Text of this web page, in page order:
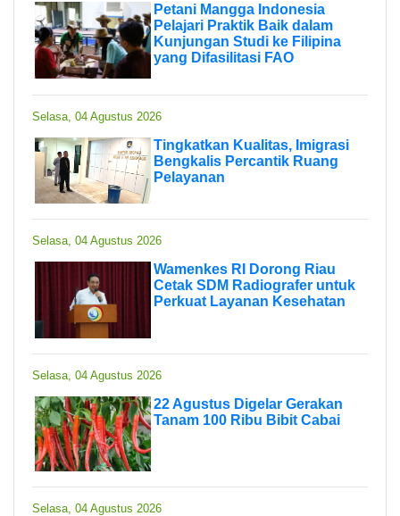
Petani Mangga Indonesia
Pelajari Praktik Baik dalam
Kunjungan Studi ke Filipina
yang Difasilitasi FAO
Selasa, 04 Agustus 2026
Tingkatkan Kualitas, Imigrasi
Bengkalis Percantik Ruang
Pelayanan
Selasa, 04 Agustus 2026
Wamenkes RI Dorong Riau
Cetak SDM Radiografer untuk
Perkuat Layanan Kesehatan
Selasa, 04 Agustus 2026
22 Agustus Digelar Gerakan
Tanam 100 Ribu Bibit Cabai
Selasa, 04 Agustus 2026